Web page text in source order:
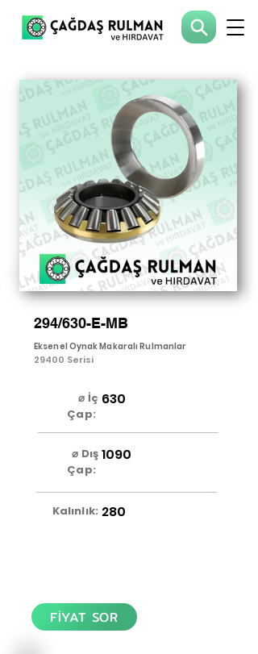
294/630-E-MB
Eksenel Oynak Makaralı Rulmanlar
29400 Serisi
⌀ İç
Çap:
630
⌀ Dış
Çap:
1090
Kalınlık: 280
FİYAT SOR